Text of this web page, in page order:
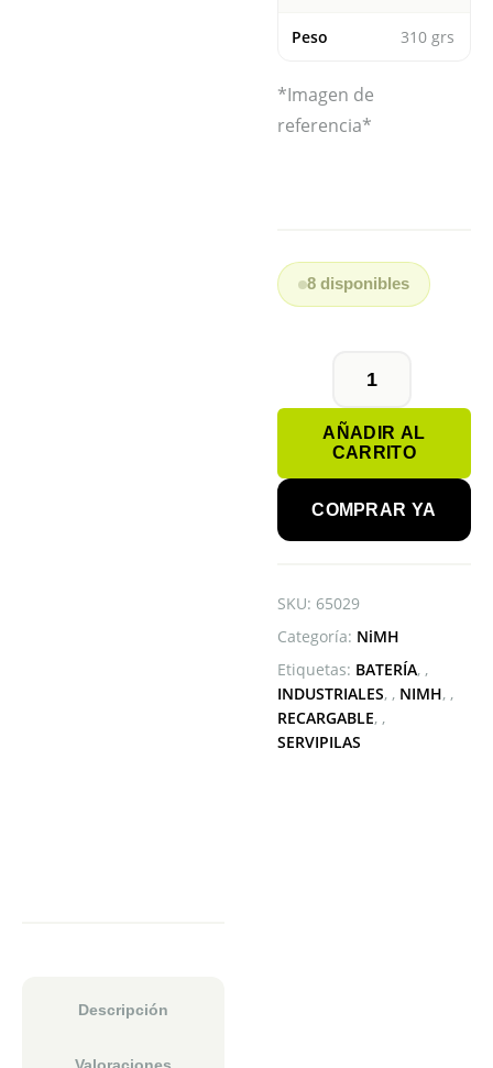
Peso 310 grs
*Imagen de
referencia*
8 disponibles
BATERÍA
FLB-
NMH-
4
6V
NiMH
AÑADIR AL
CARRITO
COMPRAR YA
SKU: 65029
Categoría: NiMH
Etiquetas: BATERÍA ,
INDUSTRIALES , NIMH ,
RECARGABLE ,
SERVIPILAS
Descripción